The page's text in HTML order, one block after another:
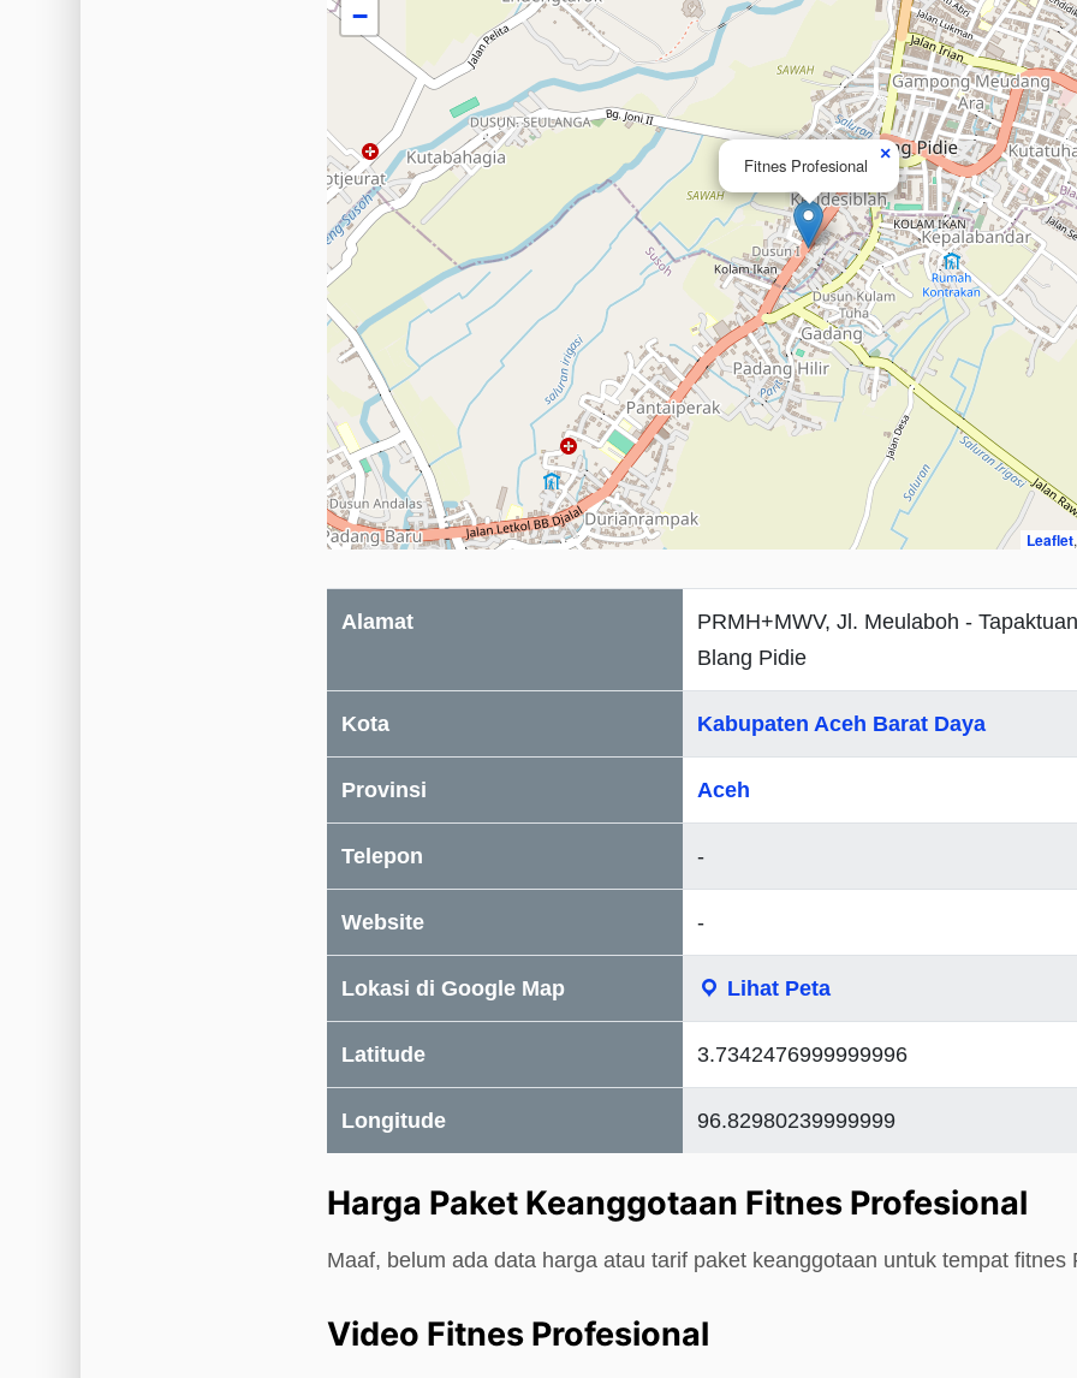
Fitnes Profesional
×
−
Leaflet
Alamat
PRMH+MWV, Jl. Meulaboh -
Blang Pidie
Kota Kabupaten Aceh Barat Daya
Provinsi Aceh
Telepon -
Website -
Lokasi di Google Map Lihat Peta
Latitude 3.7342476999999996
Longitude 96.82980239999999
Harga Paket Keanggotaan Fitnes Profesional
Maaf, belum ada data harga atau tarif paket keanggotaan untuk tempat fitnes
Video Fitnes Profesional